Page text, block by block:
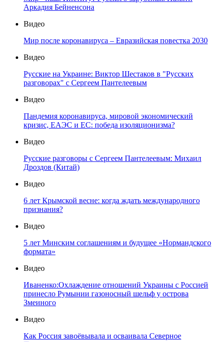
Аркадия Бейненсона
Видео
Мир после коронавируса – Евразийская повестка 2030
Видео
Русские на Украине: Виктор Шестаков в "Русских
разговорах" с Сергеем Пантелеевым
Видео
Пандемия коронавируса, мировой экономический
кризис, ЕАЭС и ЕС: победа изоляционизма?
Видео
Русские разговоры с Сергеем Пантелеевым: Михаил
Дроздов (Китай)
Видео
6 лет Крымской весне: когда ждать международного
признания?
Видео
5 лет Минским соглашениям и будущее «Нормандского
формата»
Видео
Иваненко:Охлаждение отношений Украины с Россией
принесло Румынии газоносный шельф у острова
Змеиного
Видео
Как Россия завоёвывала и осваивала Северное